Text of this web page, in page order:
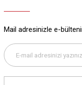
Deneyimini Paylaş
Mail adresinizle e-